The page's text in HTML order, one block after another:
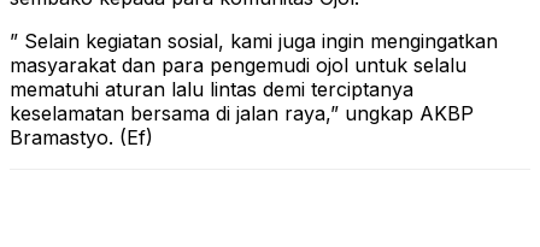
” Selain kegiatan sosial, kami juga ingin mengingatkan
masyarakat dan para pengemudi ojol untuk selalu
mematuhi aturan lalu lintas demi terciptanya
keselamatan bersama di jalan raya,” ungkap AKBP
Bramastyo. (Ef)